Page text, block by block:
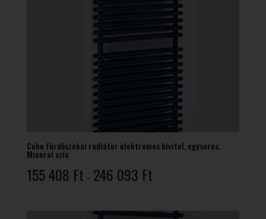
Cobo fürdőszobai radiátor elektromos kivitel, egysoros,
Mineral szín
155 408 Ft – 246 093 Ft155
-